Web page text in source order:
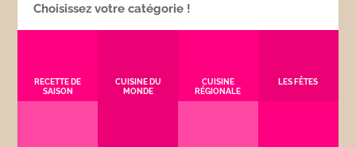
Choisissez votre catégorie !
RECETTE DE
SAISON
CUISINE DU
MONDE
CUISINE
RÉGIONALE
LES FÊTES